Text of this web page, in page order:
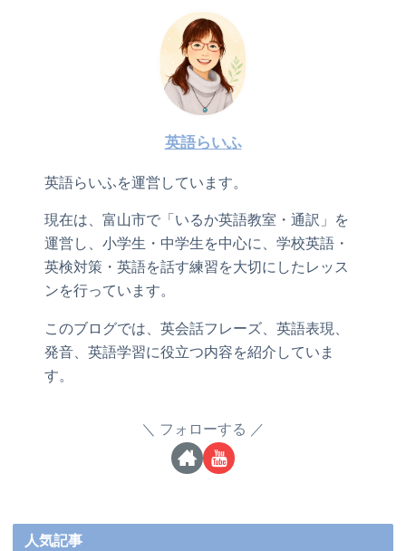
英語らいふ
英語らいふを運営しています。
現在は、富山市で「いるか英語教室・通訳」を
運営し、小学生・中学生を中心に、学校英語・
英検対策・英語を話す練習を大切にしたレッス
ンを行っています。
このブログでは、英会話フレーズ、英語表現、
発音、英語学習に役立つ内容を紹介していま
す。
フォローする
人気記事